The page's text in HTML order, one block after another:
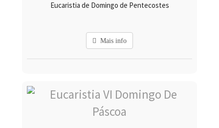
Eucaristia de Domingo de Pentecostes
Mais info